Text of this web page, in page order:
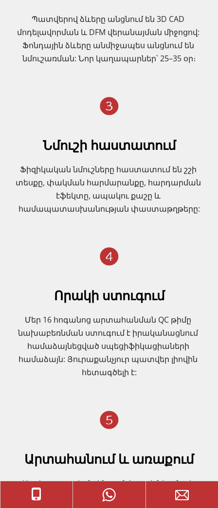
Պատվերով ձևերը անցնում են 3D CAD
մոդելավորման և DFM վերանայման միջոցով:
Ֆոնդային ձևերը անմիջապես անցնում են
նմուշառման: Նոր կաղապարներ՝ 25–35 օր։
Նմուշի հաստատում
Ֆիզիկական նմուշները հաստատում են շշի
տեսքը, փակման հարմարանքը, հարդարման
էֆեկտը, ապակու քաշը և
համապատասխանության փաստաթղթերը:
Որակի ստուգում
Մեր 16 հոգանոց արտահանման QC թիմը
նախաբեռնման ստուգում է իրականացնում
համաձայնեցված սպեցիֆիկացիաների
համաձայն: Յուրաքանչյուր պատվեր լիովին
հետագծելի է:
Արտահանում և առաքում
Ստվարաթղթե մակնշում, ծղոտե ներքնակ
պատրաստելու և առաքման փաստաթղթեր,